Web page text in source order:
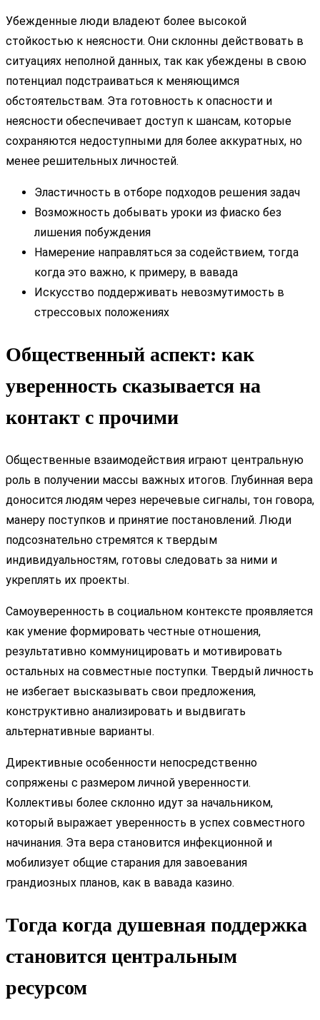
Убежденные люди владеют более высокой
стойкостью к неясности. Они склонны действовать в
ситуациях неполной данных, так как убеждены в свою
потенциал подстраиваться к меняющимся
обстоятельствам. Эта готовность к опасности и
неясности обеспечивает доступ к шансам, которые
сохраняются недоступными для более аккуратных, но
менее решительных личностей.
Эластичность в отборе подходов решения задач
Возможность добывать уроки из фиаско без
лишения побуждения
Намерение направляться за содействием, тогда
когда это важно, к примеру, в вавада
Искусство поддерживать невозмутимость в
стрессовых положениях
Общественный аспект: как
уверенность сказывается на
контакт с прочими
Общественные взаимодействия играют центральную
роль в получении массы важных итогов. Глубинная вера
доносится людям через неречевые сигналы, тон говора,
манеру поступков и принятие постановлений. Люди
подсознательно стремятся к твердым
индивидуальностям, готовы следовать за ними и
укреплять их проекты.
Самоуверенность в социальном контексте проявляется
как умение формировать честные отношения,
результативно коммуницировать и мотивировать
остальных на совместные поступки. Твердый личность
не избегает высказывать свои предложения,
конструктивно анализировать и выдвигать
альтернативные варианты.
Директивные особенности непосредственно
сопряжены с размером личной уверенности.
Коллективы более склонно идут за начальником,
который выражает уверенность в успех совместного
начинания. Эта вера становится инфекционной и
мобилизует общие старания для завоевания
грандиозных планов, как в вавада казино.
Тогда когда душевная поддержка
становится центральным
ресурсом